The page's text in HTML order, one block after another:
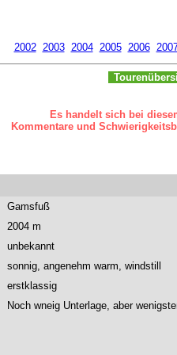
2002 2003 2004 2005 2006
Es handelt sich bei
Kommentare und
Gamsfuß
2004 m
unbekannt
sonnig, angenehm warm, windstill
erstklassig
Noch wneig Unterlage, aber